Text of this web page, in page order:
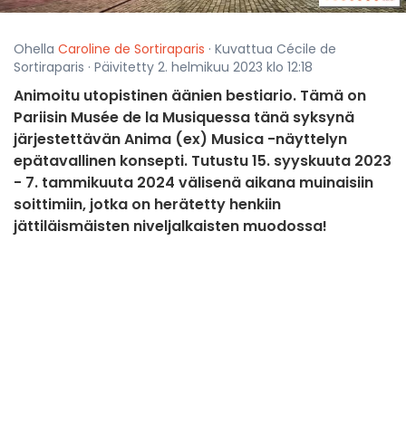
Ohella Caroline de Sortiraparis · Kuvattua Cécile de
Sortiraparis · Päivitetty 2. helmikuu 2023 klo 12:18
Animoitu utopistinen äänien bestiario. Tämä on
Pariisin Musée de la Musiquessa tänä syksynä
järjestettävän Anima (ex) Musica -näyttelyn
epätavallinen konsepti. Tutustu 15. syyskuuta 2023
- 7. tammikuuta 2024 välisenä aikana muinaisiin
soittimiin, jotka on herätetty henkiin
jättiläismäisten niveljalkaisten muodossa!